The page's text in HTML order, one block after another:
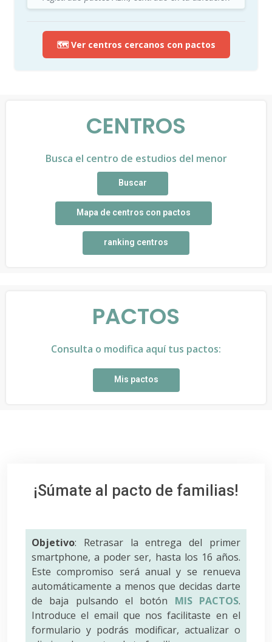
🗺️ Ver centros cercanos con pactos
CENTROS
Busca el centro de estudios del menor
Buscar
Mapa de centros con pactos
ranking centros
PACTOS
Consulta o modifica aquí tus pactos:
Mis pactos
¡Súmate al pacto de familias!
Objetivo: Retrasar la entrega del primer
smartphone, a poder ser, hasta los 16 años.
Este compromiso será anual y se renueva
automáticamente a menos que decidas darte
de baja pulsando el botón MIS PACTOS.
Introduce el email que nos facilitaste en el
formulario y podrás modificar, actualizar o